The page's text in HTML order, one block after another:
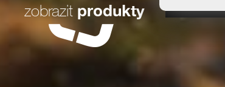
zobrazit produkty